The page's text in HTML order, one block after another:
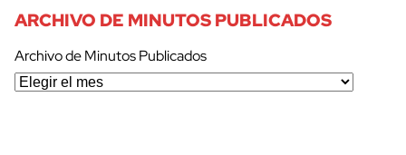
ARCHIVO DE MINUTOS PUBLICADOS
Archivo de Minutos Publicados